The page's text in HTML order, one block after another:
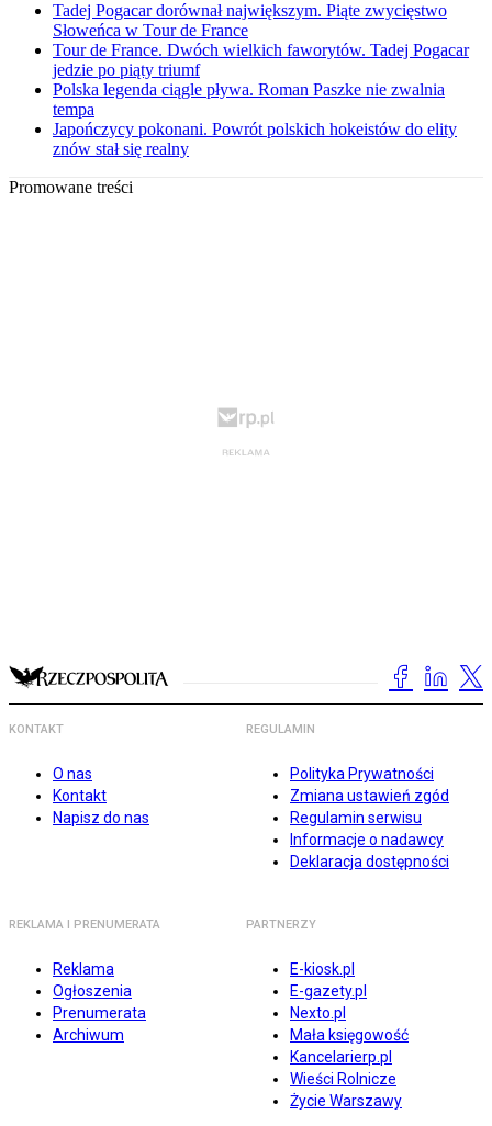
Tadej Pogacar dorównał największym. Piąte zwycięstwo
Słoweńca w Tour de France
Tour de France. Dwóch wielkich faworytów. Tadej Pogacar
jedzie po piąty triumf
Polska legenda ciągle pływa. Roman Paszke nie zwalnia
tempa
Japończycy pokonani. Powrót polskich hokeistów do elity
znów stał się realny
Promowane treści
KONTAKT
O nas
Kontakt
Napisz do nas
REGULAMIN
Polityka Prywatności
Zmiana ustawień zgód
Regulamin serwisu
Informacje o nadawcy
Deklaracja dostępności
REKLAMA I PRENUMERATA
Reklama
Ogłoszenia
Prenumerata
Archiwum
PARTNERZY
E-kiosk.pl
E-gazety.pl
Nexto.pl
Mała księgowość
Kancelarierp.pl
Wieści Rolnicze
Życie Warszawy